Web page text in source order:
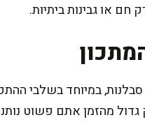
או גבינות ביתיות.
במיוחד בשלבי
מהזמן אתם פשוט